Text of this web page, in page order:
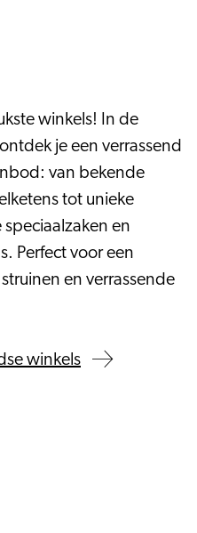
winkels! In de
je een verrassend
van bekende
tot unieke
en
Perfect voor een
en verrassende
winkels